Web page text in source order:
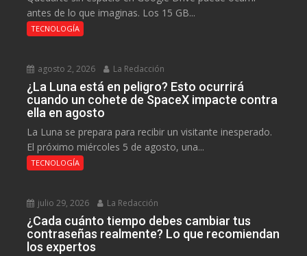
antes de lo que imaginas. Los 15 GB...
TECNOLOGÍA
agosto 2, 2026 La Redacción
¿La Luna está en peligro? Esto ocurrirá
cuando un cohete de SpaceX impacte contra
ella en agosto
La Luna se prepara para recibir un visitante inesperado.
El próximo miércoles 5 de agosto, una...
TECNOLOGÍA
julio 29, 2026 La Redacción
¿Cada cuánto tiempo debes cambiar tus
contraseñas realmente? Lo que recomiendan
los expertos